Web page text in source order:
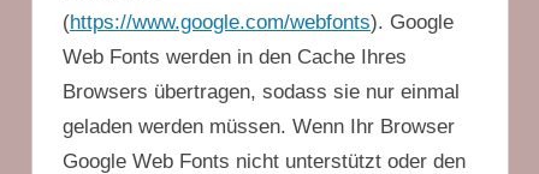
(https://www.google.com/webfonts). Google
Web Fonts werden in den Cache Ihres
Browsers übertragen, sodass sie nur einmal
geladen werden müssen. Wenn Ihr Browser
Google Web Fonts nicht unterstützt oder den